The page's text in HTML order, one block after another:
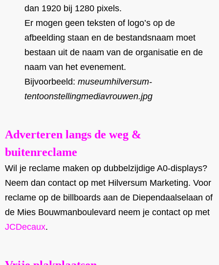
dan 1920 bij 1280 pixels.
Er mogen geen teksten of logo’s op de
afbeelding staan en de bestandsnaam moet
bestaan uit de naam van de organisatie en de
naam van het evenement.
Bijvoorbeeld: museumhilversum-
tentoonstellingmediavrouwen.jpg
Adverteren langs de weg &
buitenreclame
Wil je reclame maken op dubbelzijdige A0-displays?
Neem dan contact op met Hilversum Marketing. Voor
reclame op de billboards aan de Diependaalselaan of
de Mies Bouwmanboulevard neem je contact op met
JCDecaux.